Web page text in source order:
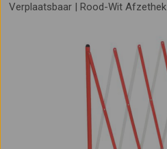
Verplaatsbaar | Rood-Wit Afzethek